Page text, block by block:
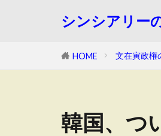
シンシアリー
HOME 文在寅政権
韓国、つ